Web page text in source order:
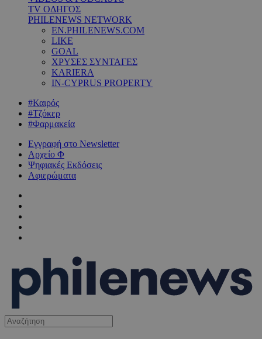
TV ΟΔΗΓΟΣ
PHILENEWS NETWORK
EN.PHILENEWS.COM
LIKE
GOAL
ΧΡΥΣΕΣ ΣΥΝΤΑΓΕΣ
KARIERA
IN-CYPRUS PROPERTY
#Καιρός
#Τζόκερ
#Φαρμακεία
Εγγραφή στο Newsletter
Αρχείο Φ
Ψηφιακές Εκδόσεις
Αφιερώματα